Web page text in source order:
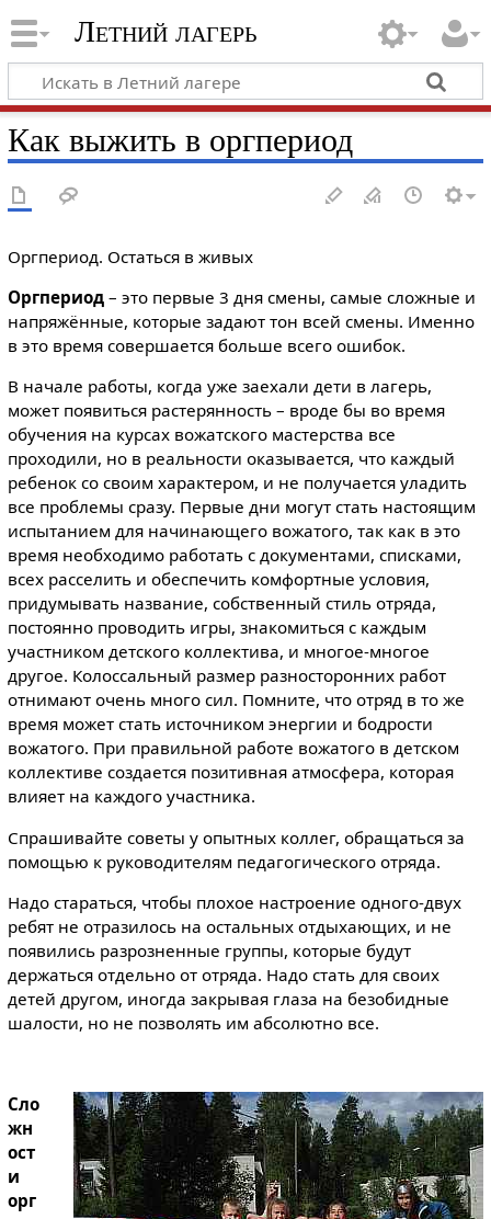
Летний лагерь
Как выжить в оргпериод
Оргпериод. Остаться в живых
Оргпериод– это первые 3 дня смены, самые сложные и
напряжённые, которые задают тон всей смены. Именно
в это время совершается больше всего ошибок.
В начале работы, когда уже заехали дети в лагерь,
может появиться растерянность – вроде бы во время
обучения на курсах вожатского мастерства все
проходили, но в реальности оказывается, что каждый
ребенок со своим характером, и не получается уладить
все проблемы сразу. Первые дни могут стать настоящим
испытанием для начинающего вожатого, так как в это
время необходимо работать с документами, списками,
всех расселить и обеспечить комфортные условия,
придумывать название, собственный стиль отряда,
постоянно проводить игры, знакомиться с каждым
участником детского коллектива, и многое-многое
другое. Колоссальный размер разносторонних работ
отнимают очень много сил. Помните, что отряд в то же
время может стать источником энергии и бодрости
вожатого. При правильной работе вожатого в детском
коллективе создается позитивная атмосфера, которая
влияет на каждого участника.
Спрашивайте советы у опытных коллег, обращаться за
помощью к руководителям педагогического отряда.
Надо стараться, чтобы плохое настроение одного-двух
ребят не отразилось на остальных отдыхающих, и не
появились разрозненные группы, которые будут
держаться отдельно от отряда. Надо стать для своих
детей другом, иногда закрывая глаза на безобидные
шалости, но не позволять им абсолютно все.
Сло
жн
ост
и
орг